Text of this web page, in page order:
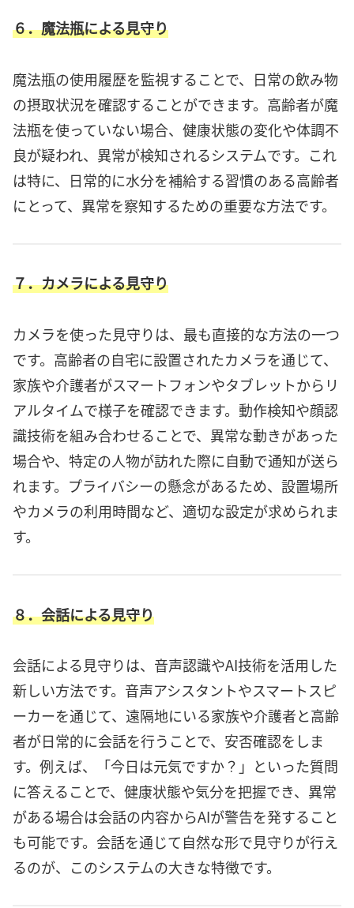
６．魔法瓶による見守り
魔法瓶の使用履歴を監視することで、日常の飲み物
の摂取状況を確認することができます。高齢者が魔
法瓶を使っていない場合、健康状態の変化や体調不
良が疑われ、異常が検知されるシステムです。これ
は特に、日常的に水分を補給する習慣のある高齢者
にとって、異常を察知するための重要な方法です。
７．カメラによる見守り
カメラを使った見守りは、最も直接的な方法の一つ
です。高齢者の自宅に設置されたカメラを通じて、
家族や介護者がスマートフォンやタブレットからリ
アルタイムで様子を確認できます。動作検知や顔認
識技術を組み合わせることで、異常な動きがあった
場合や、特定の人物が訪れた際に自動で通知が送ら
れます。プライバシーの懸念があるため、設置場所
やカメラの利用時間など、適切な設定が求められま
す。
８．会話による見守り
会話による見守りは、音声認識やAI技術を活用した
新しい方法です。音声アシスタントやスマートスピ
ーカーを通じて、遠隔地にいる家族や介護者と高齢
者が日常的に会話を行うことで、安否確認をしま
す。例えば、「今日は元気ですか？」といった質問
に答えることで、健康状態や気分を把握でき、異常
がある場合は会話の内容からAIが警告を発すること
も可能です。会話を通じて自然な形で見守りが行え
るのが、このシステムの大きな特徴です。